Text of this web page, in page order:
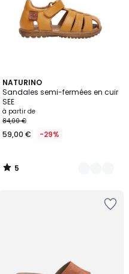
NATURINO
Sandales semi-fermées en cuir
SEE
à partir de
84,00 €
59,00 € -29%
5
/
5
14
Couleurs
5
/